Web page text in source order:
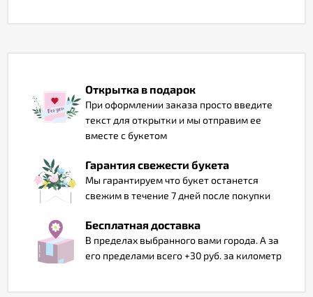
Открытка в подарок
При оформлении заказа просто введите
текст для открытки и мы отправим ее
вместе с букетом
Гарантия свежести букета
Мы гарантируем что букет останется
свежим в течение 7 дней после покупки
Бесплатная доставка
В пределах выбранного вами города. А за
его пределами всего +30 руб. за километр